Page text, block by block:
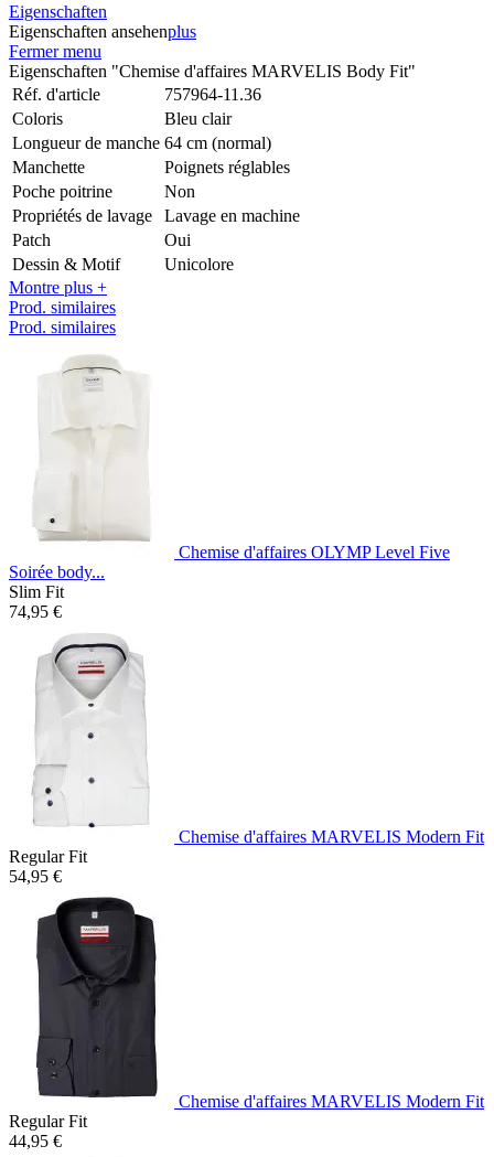
Eigenschaften
Eigenschaften ansehenplus
Fermer menu
Eigenschaften "Chemise d'affaires MARVELIS Body Fit"
Réf. d'article
757964-11.36
Coloris
Bleu clair
Longueur de manche 64 cm (normal)
Manchette
Poignets réglables
Poche poitrine
Non
Propriétés de lavage
Lavage en machine
Patch
Oui
Dessin & Motif
Unicolore
Montre plus +
Prod. similaires
Prod. similaires
Chemise d'affaires OLYMP Level Five
Soirée body...
Slim Fit
74,95 €
Chemise d'affaires MARVELIS Modern Fit
Regular Fit
54,95 €
Chemise d'affaires MARVELIS Modern Fit
Regular Fit
44,95 €